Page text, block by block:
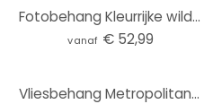
Fotobehang Kleurrijke wilde bloemen - UN Designs
vanaf € 52,99
Vliesbehang Metropolitan Stories by A.S. Creation